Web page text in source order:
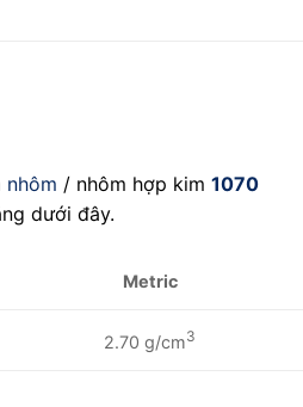
nhôm / nhôm hợp kim 1070
dưới đây.
Metric
2.70 g/cm3